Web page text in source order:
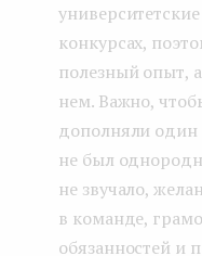
конкурсах,
полезный опыт,
нем. Важно,
дополняли один
не был
не звучало,
в команде,
обязанностей и